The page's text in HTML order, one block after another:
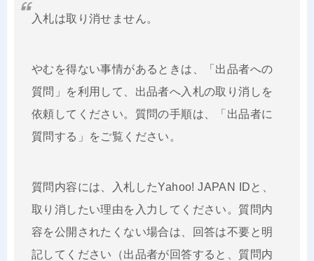
入札は取り消せません。
やむを得ない事情があるときは、「出品者への
質問」を利用して、出品者へ入札の取り消しを
依頼してください。質問の手順は、「出品者に
質問する」をご覧ください。
質問内容には、入札したYahoo! JAPAN IDと、
取り消したい理由を入力してください。質問内
容を公開されたくない場合は、回答は不要と明
記してください（出品者が回答すると、質問内